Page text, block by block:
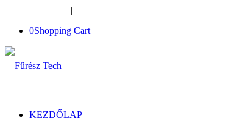
|
0Shopping Cart
KEZDŐLAP